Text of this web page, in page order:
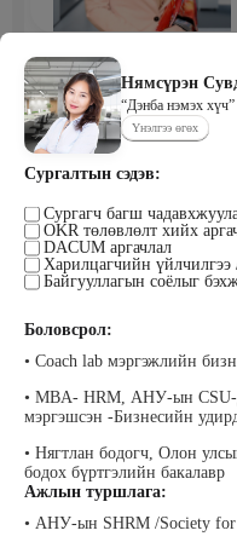
Нямсүрэн
“Дэнба нэмэх
Үнэлгээ өгөх
Сургалтын сэдэв:
Сургагч багш
OKR төлөвлөлт хийх
DACUM аргачлал
Харилцагчийн
Байгууллагын соёлыг
Боловсрол:
• Coach lab мэргэжлийн
• MBA- HRM, АНУ-ын CSU-
мэргэшсэн -Бизнесийн
• Нягтлан бодогч, Олон
бодох бүртгэлийн бакалавр
Ажлын туршлага:
• АНУ-ын SHRM /Society
Удирдахуйн ухаан менежментийн
академийн захирал
Программист, График дизайнер,